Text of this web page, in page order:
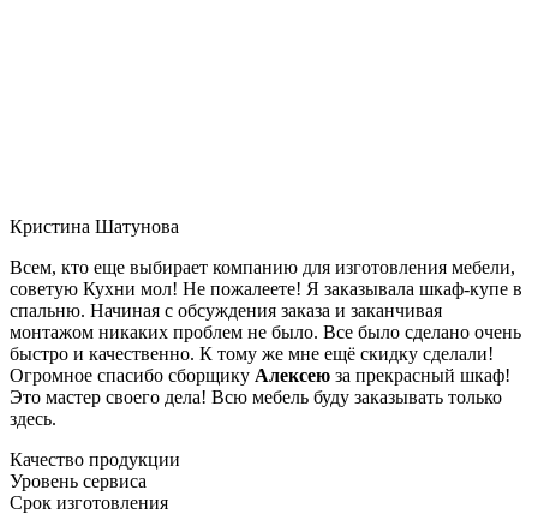
Кристина Шатунова
Всем, кто еще выбирает компанию для изготовления мебели,
советую Кухни мол! Не пожалеете! Я заказывала шкаф-купе в
спальню. Начиная с обсуждения заказа и заканчивая
монтажом никаких проблем не было. Все было сделано очень
быстро и качественно. К тому же мне ещё скидку сделали!
Огромное спасибо сборщику Алексею за прекрасный шкаф!
Это мастер своего дела! Всю мебель буду заказывать только
здесь.
Качество продукции
Уровень сервиса
Срок изготовления